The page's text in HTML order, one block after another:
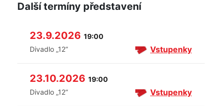
Další termíny představení
23.9.2026 19:00
Divadlo „12“
Vstupenky
23.10.2026 19:00
Divadlo „12“
Vstupenky